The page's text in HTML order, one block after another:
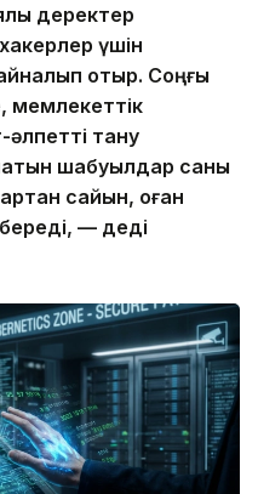
деректер
үшін
отыр. Соңғы
мемлекеттік
тану
шабуылдар саны
сайын, оған
— деді